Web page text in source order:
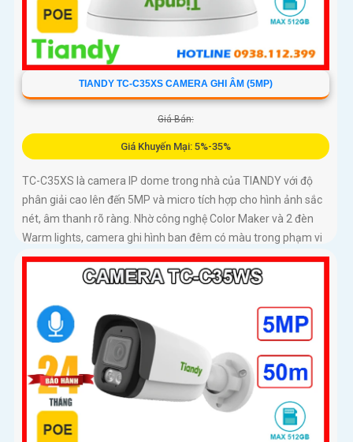
TIANDY TC-C35XS CAMERA GHI ÂM (5MP)
Giá Bán:
Giá Khuyến Mại: 5%-35%
TC-C35XS là camera IP dome trong nhà của TIANDY với độ
phân giải cao lên đến 5MP và micro tích hợp cho hình ảnh sắc
nét, âm thanh rõ ràng. Nhờ công nghệ Color Maker và 2 đèn
Warm lights, camera ghi hình ban đêm có màu trong phạm vi
15m, kết hợp hồng ngoại 30m linh hoạt